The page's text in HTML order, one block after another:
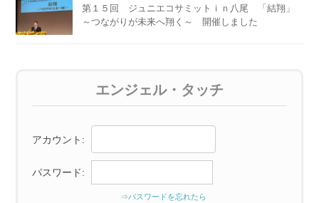
第１５回 ジュニエコサミットｉｎ八尾 「結翔」
～つながりが未来へ翔く～ 開催しました
エンジェル・タッチ
アカウント:
パスワード:
⇒パスワードを忘れたら